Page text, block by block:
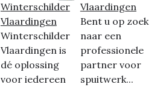
Winterschilder
Vlaardingen
Winterschilder
Vlaardingen is
dé oplossing
voor iedereen
Vlaardingen
Bent u op zoek
naar een
professionele
partner voor
spuitwerk...